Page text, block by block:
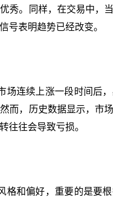
秀。同样，在交易中，
号表明趋势已经改变。
连续上涨一段时间后，
而，历史数据显示，市
往往会导致亏损。
和偏好，重要的是要根